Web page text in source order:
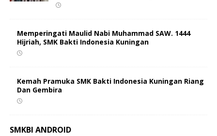
Memperingati Maulid Nabi Muhammad SAW. 1444
Hijriah, SMK Bakti Indonesia Kuningan
Kemah Pramuka SMK Bakti Indonesia Kuningan Riang
Dan Gembira
SMKBI ANDROID